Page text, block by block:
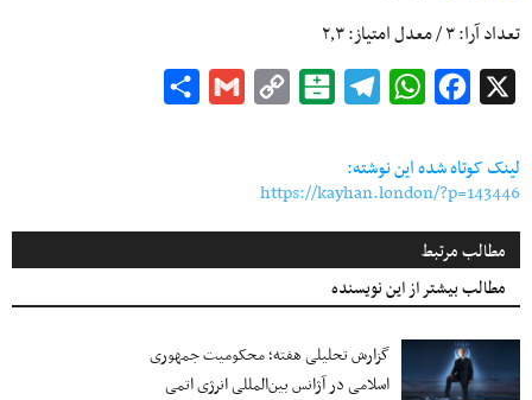
تعداد آرا:۳/ معدل امتیاز:۲٫۳
Facebook
WhatsApp
Telegram
Balatarin
Copy
Gmail
لینک کوتاه شده این نوشته:
https://kayhan.london/?p=143446
مطالب مرتبط
مطالب بیشتر از این نویسنده
گزارش تحلیلی هفته؛ محکومیت جمهوری
اسلامی در آژانس بین‌المللی انرژی اتمی